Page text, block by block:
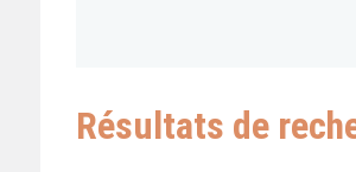
Résultats de